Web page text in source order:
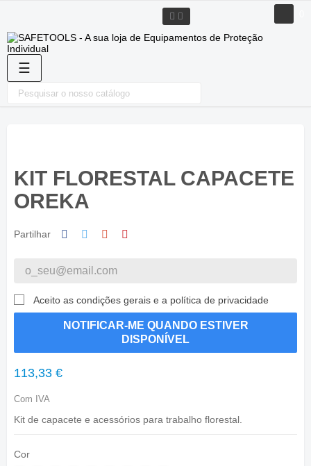
Toggle
navigation
☰
KIT FLORESTAL CAPACETE
OREKA
Partilhar
Aceito as condições gerais e a política de privacidade
NOTIFICAR-ME QUANDO ESTIVER
DISPONÍVEL
113,33 €
Com IVA
Kit de capacete e acessórios para trabalho florestal.
Cor